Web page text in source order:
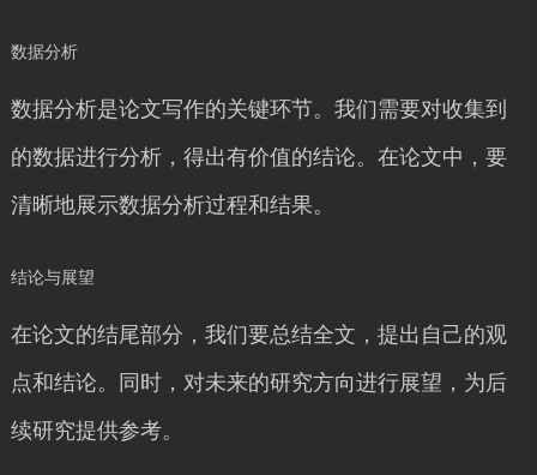
数据分析
数据分析是论文写作的关键环节。我们需要对收集到
的数据进行分析，得出有价值的结论。在论文中，要
清晰地展示数据分析过程和结果。
结论与展望
在论文的结尾部分，我们要总结全文，提出自己的观
点和结论。同时，对未来的研究方向进行展望，为后
续研究提供参考。